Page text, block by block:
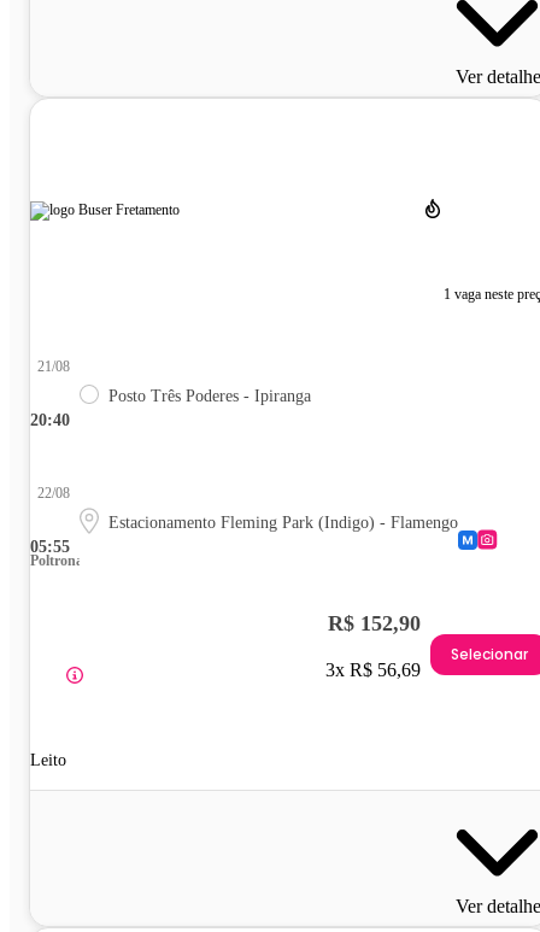
Ver
1 vaga neste
20:40
21/08
Posto Três Poderes - Ipiranga
05:55
22/08
Estacionamento Fleming Park (Indigo) - Flamengo
Poltrona
Leito
R$ 152,90
3x R$ 56,69
Selecionar
Ver